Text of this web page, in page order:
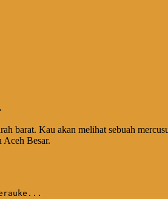
barat. Kau akan melihat sebuah
Aceh Besar.